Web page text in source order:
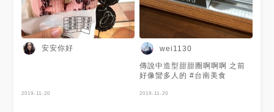
安安你好
2019-11-20
wei1130
傳說中造型甜甜圈啊啊啊 之前
好像蠻多人的 #台南美食
2019-11-20